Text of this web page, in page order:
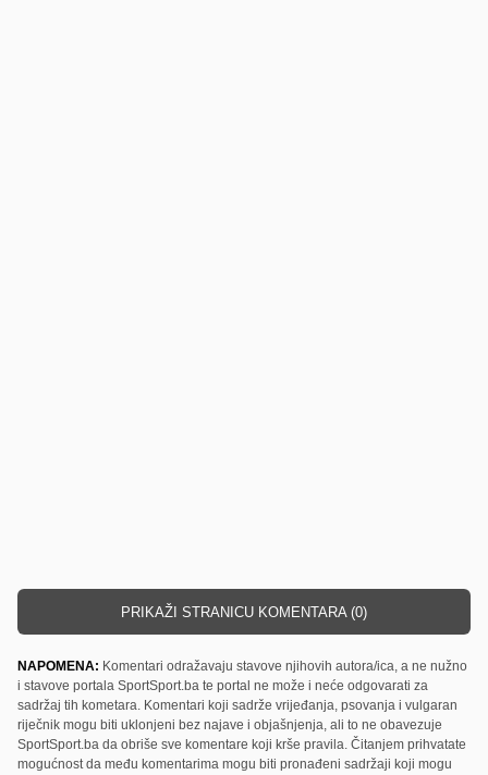
PRIKAŽI STRANICU KOMENTARA (0)
NAPOMENA: Komentari odražavaju stavove njihovih autora/ica, a ne nužno
i stavove portala SportSport.ba te portal ne može i neće odgovarati za
sadržaj tih kometara. Komentari koji sadrže vrijeđanja, psovanja i vulgaran
riječnik mogu biti uklonjeni bez najave i objašnjenja, ali to ne obavezuje
SportSport.ba da obriše sve komentare koji krše pravila. Čitanjem prihvatate
mogućnost da među komentarima mogu biti pronađeni sadržaji koji mogu